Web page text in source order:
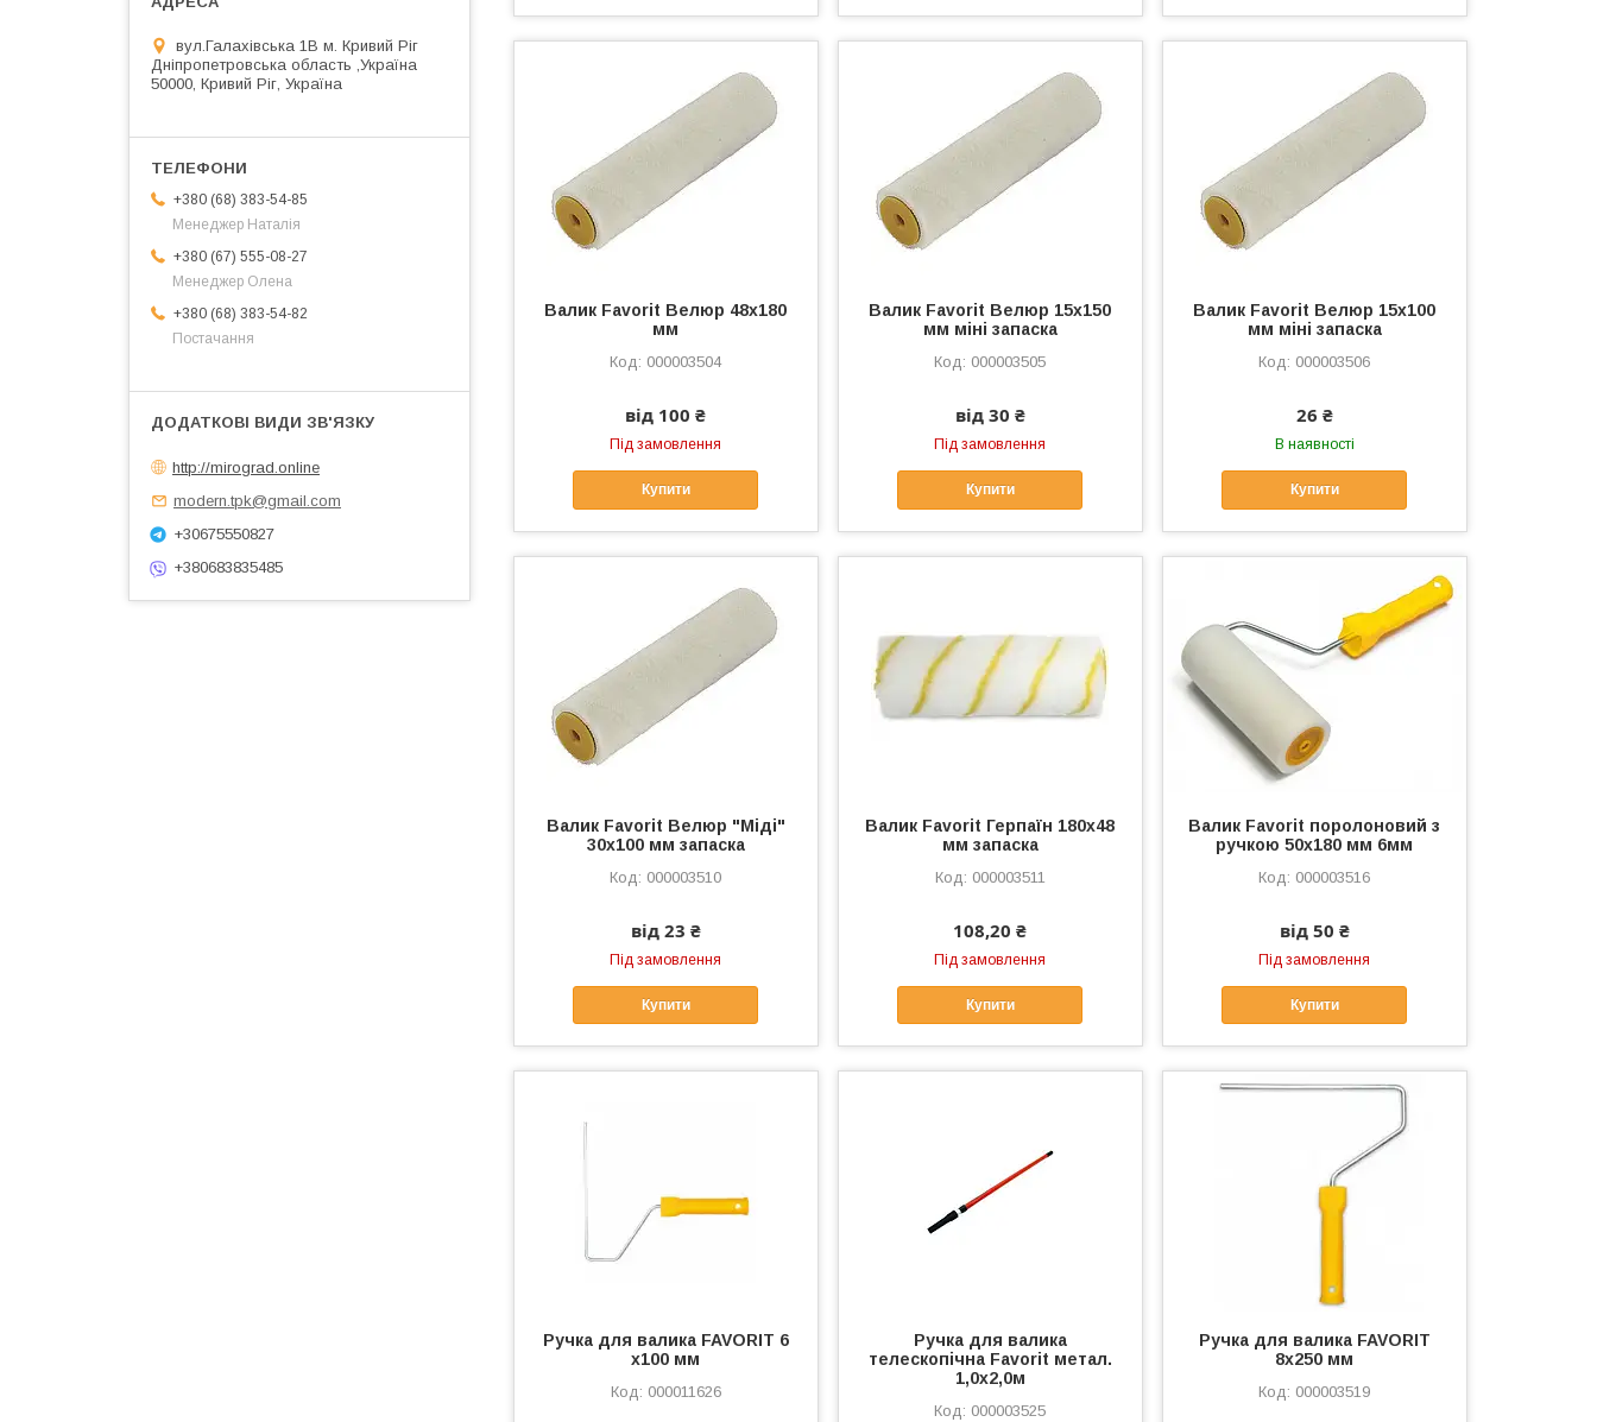
Валик Favorit Велюр 48x180
мм
000003504
від 100 ₴
Під замовлення
Купити
Валик Favorit Велюр 15x150
мм міні запаска
000003505
від 30 ₴
Під замовлення
Купити
Валик Favorit Велюр 15x100
мм міні запаска
000003506
26 ₴
В наявності
Купити
Валик Favorit Велюр "Міді"
30x100 мм запаска
000003510
від 23 ₴
Під замовлення
Купити
Валик Favorit Герпаїн 180x48
мм запаска
000003511
108,20 ₴
Під замовлення
Купити
Валик Favorit поролоновий з
ручкою 50x180 мм 6мм
000003516
від 50 ₴
Під замовлення
Купити
Ручка для валика FAVORIT 6
х100 мм
000011626
Ручка для валика
телескопічна Favorit метал.
1,0х2,0м
000003525
Ручка для валика FAVORIT
8x250 мм
000003519
вул.Галахівська 1В м. Кривий Ріг
Дніпропетровська область ,Україна
50000, Кривий Ріг, Україна
+380 (68) 383-54-85
Менеджер Наталія
+380 (67) 555-08-27
Менеджер Олена
+380 (68) 383-54-82
Постачання
http://mirograd.online
modern.tpk@gmail.com
+30675550827
+380683835485